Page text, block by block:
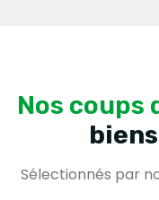
Nos coups
Sélectionnés par